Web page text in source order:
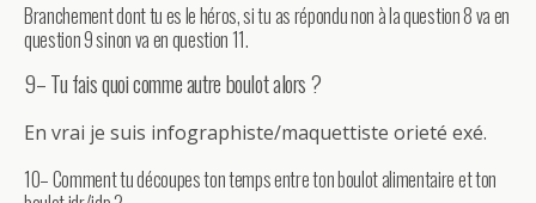
Branchement dont tu es le héros, si tu as répondu non à la question 8 va en
question 9 sinon va en question 11.
9– Tu fais quoi comme autre boulot alors ?
En vrai je suis infographiste/maquettiste orieté exé.
10– Comment tu découpes ton temps entre ton boulot alimentaire et ton